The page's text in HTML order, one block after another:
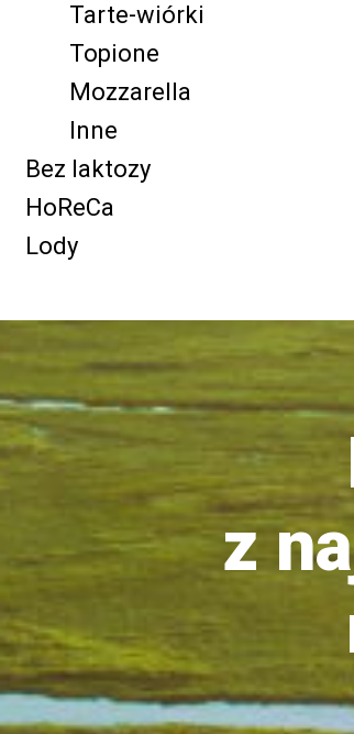
Tarte-wiórki
Topione
Mozzarella
Inne
Bez laktozy
HoReCa
Lody
z